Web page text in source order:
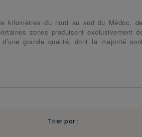
kilomètres du nord au sud du Médoc,
zones produisent exclusivement
grande qualité, dont la majorité
Trier par :